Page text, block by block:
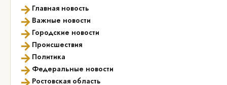
→ Главная новость
→ Важные новости
→ Городские новости
→ Происшествия
→ Политика
→ Федеральные новости
Ростовская область